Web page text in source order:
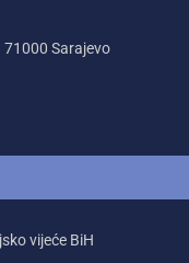
Sarajevo
vijeće BiH